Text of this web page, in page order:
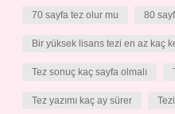
70 sayfa tez olur mu 80
Bir yüksek lisans tezi en az kaç
Tez sonuç kaç sayfa olmalı
Tez yazımı kaç ay sürer